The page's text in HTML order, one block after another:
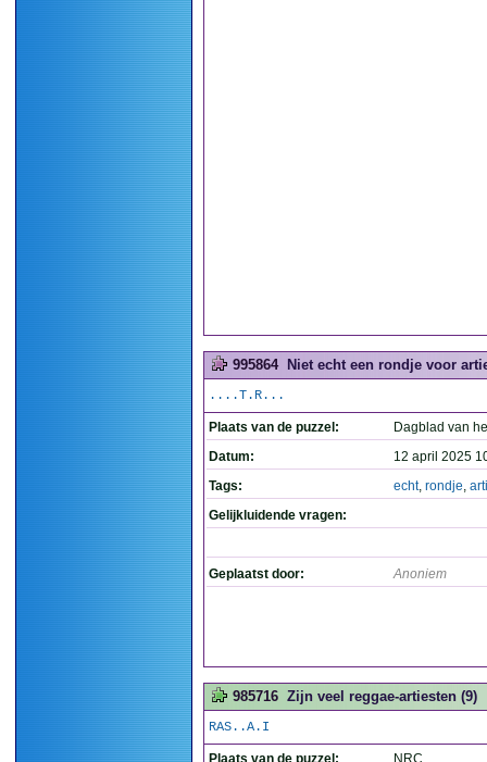
995864 Niet echt een rondje voor
....T.R...
Plaats van de puzzel:
Dagblad van
Datum:
12 april 2025
Tags:
echt, rondje,
Gelijkluidende vragen:
Geplaatst door: Anoniem
985716 Zijn veel reggae-artiesten (9)
RAS..A.I
Plaats van de puzzel: NRC